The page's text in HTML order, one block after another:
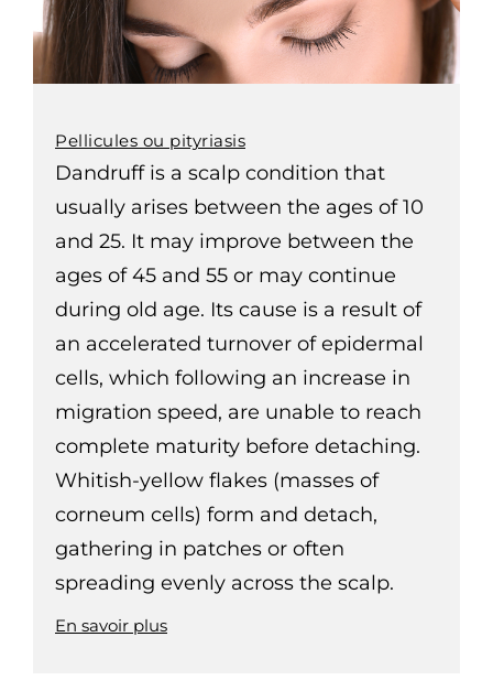
Pellicules ou pityriasis
Dandruff is a scalp condition that
usually arises between the ages of 10
and 25. It may improve between the
ages of 45 and 55 or may continue
during old age. Its cause is a result of
an accelerated turnover of epidermal
cells, which following an increase in
migration speed, are unable to reach
complete maturity before detaching.
Whitish-yellow flakes (masses of
corneum cells) form and detach,
gathering in patches or often
spreading evenly across the scalp.
En savoir plus